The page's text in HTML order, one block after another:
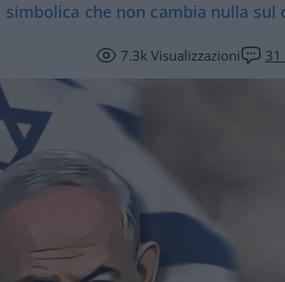
che non cambia nulla sul
7.3kVisualizzazioni 31